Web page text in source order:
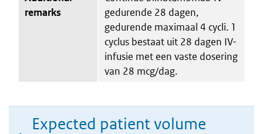
remarks
gedurende 28 dagen,
gedurende maximaal 4 cycli. 1
cyclus bestaat uit 28 dagen IV-
infusie met een vaste dosering
van 28 mcg/dag.
Expected patient volume